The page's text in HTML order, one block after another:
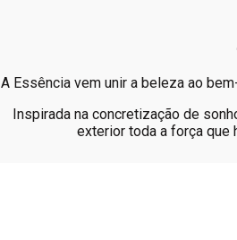
A Essência vem unir a beleza ao
Inspirada na concretização de
exterior toda a força que